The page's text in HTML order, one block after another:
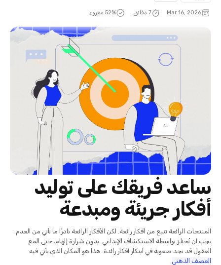
Mar 16, 2026 7 دقائق. 53% مقروء
ساعد فريقك على توليد
أفكار جريئة ومبدعة
المنتجات الرائعة تنبع من أفكار رائعة. لكن الأفكار الرائعة نادرًا ما تأتي من العدم.
يجب أن تُحفَّز بواسطة الاستكشاف الإبداعي. بدون شرارة إلهام، حتى ألمع
العقول قد تجد صعوبة في ابتكار أفكار رائدة. هذا هو المكان الذي يأتي فيه
العصف الذهني